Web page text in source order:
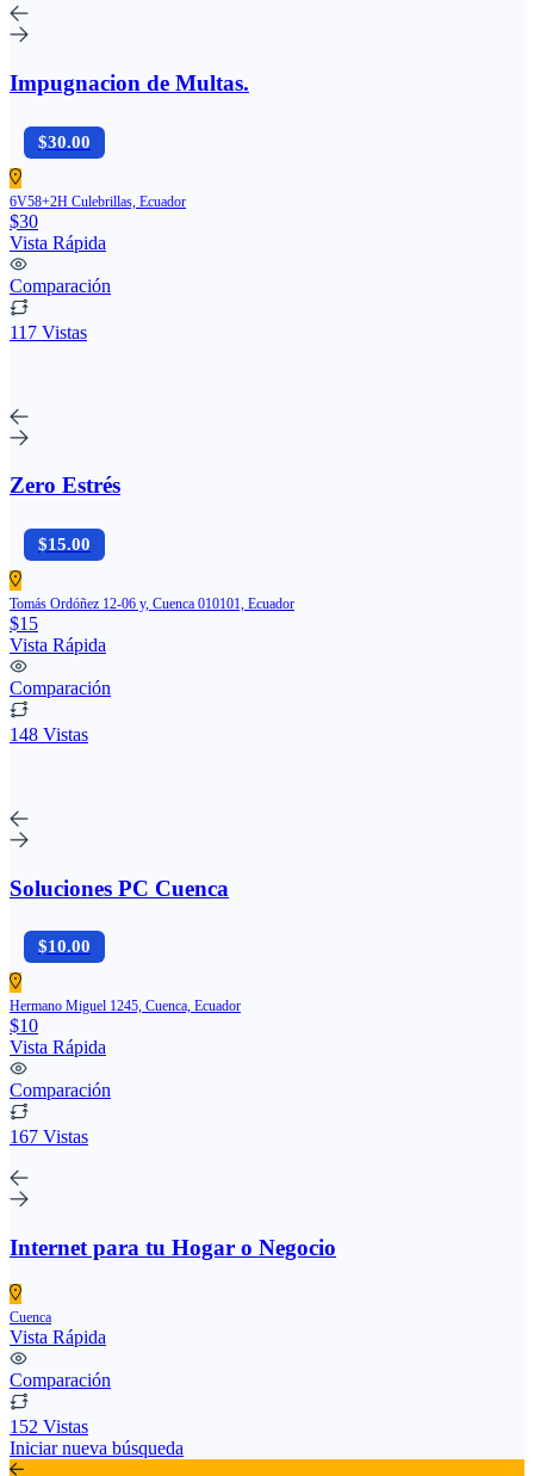
Impugnacion de Multas.
$30.00
6V58+2H Culebrillas, Ecuador
$30
Vista Rápida
Comparación
117 Vistas
Zero Estrés
$15.00
Tomás Ordóñez 12-06 y, Cuenca 010101, Ecuador
$15
Vista Rápida
Comparación
148 Vistas
Soluciones PC Cuenca
$10.00
Hermano Miguel 1245, Cuenca, Ecuador
$10
Vista Rápida
Comparación
167 Vistas
Internet para tu Hogar o Negocio
Cuenca
Vista Rápida
Comparación
152 Vistas
Iniciar nueva búsqueda